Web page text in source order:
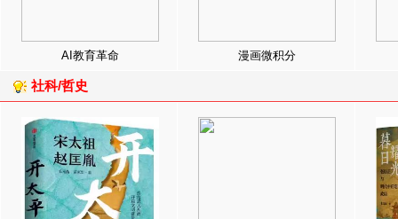
AI教育革命 漫画微积分
社科/哲史